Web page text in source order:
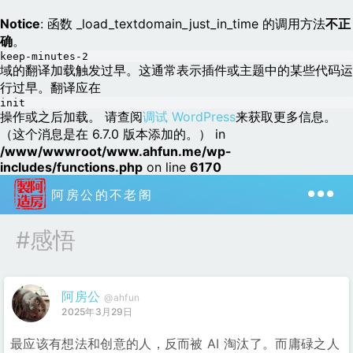
Notice: 函数 _load_textdomain_just_in_time 的调用方法不正
确。
keep-minutes-2
域的翻译加载触发过早。这通常表示插件或主题中的某些代码运
行过早。翻译应在
init
操作或之后加载。 请查阅调试 WordPress来获取更多信息。
（这个消息是在 6.7.0 版本添加的。） in
/www/wwwroot/www.ahfun.me/wp-
includes/functions.php on line 6170
阿房公的不老阁
#感悟
阿房公 @ahfun
2025年3月29日
最应该有想法和创意的人，反而被 AI 淘汰了。而庸碌之人